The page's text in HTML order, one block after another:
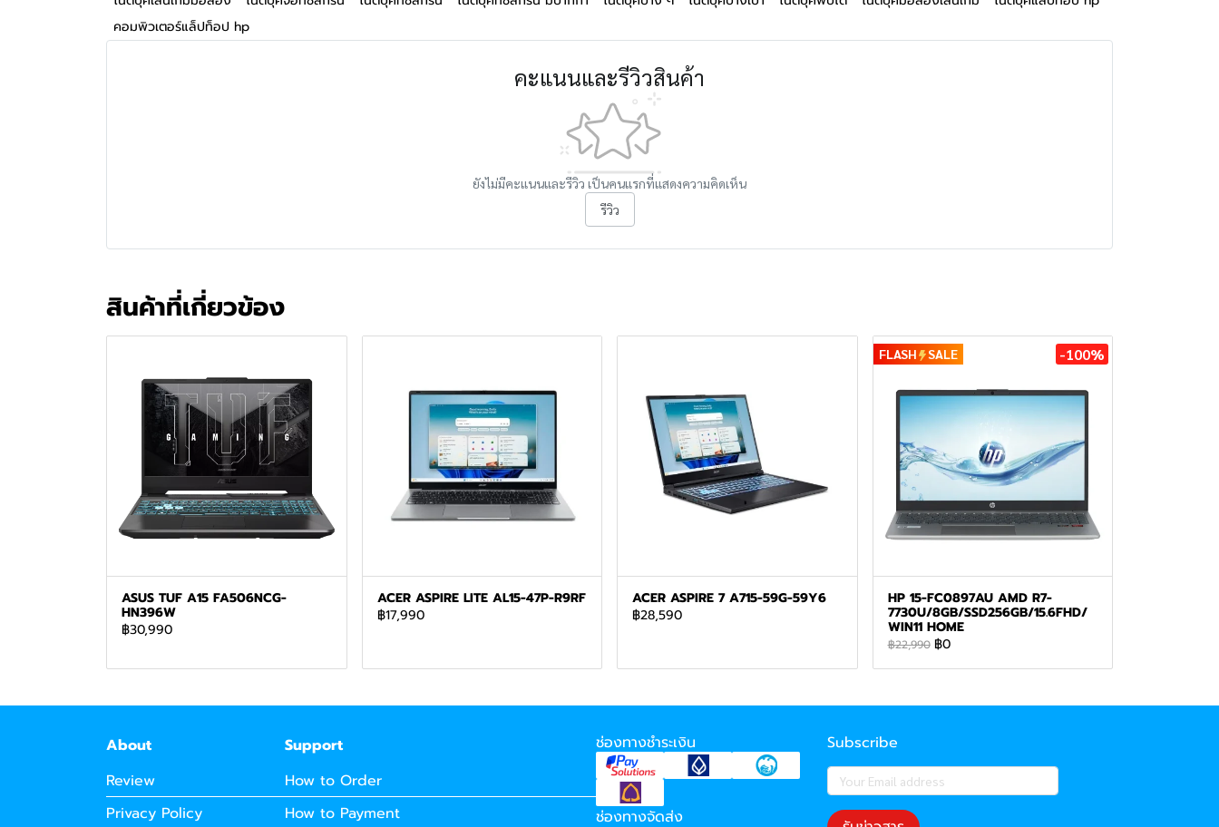
คอมพิวเตอร์แล็ปท็อป hp
คะแนนและรีวิวสินค้า
ยังไม่มีคะแนนและรีวิว เป็นคนแรกที่แสดงความคิดเห็น
รีวิว
สินค้าที่เกี่ยวข้อง
ASUS TUF A15 FA506NCG-
HN396W
฿30,990
ACER ASPIRE LITE AL15-47P-R9RF
฿17,990
ACER ASPIRE 7 A715-59G-59Y6
฿28,590
FLASH SALE -100%
HP 15-FC0897AU AMD R7-
7730U/8GB/SSD256GB/15.6FHD/
WIN11 HOME
฿22,990 ฿0
About
Review
Privacy Policy
Support
How to Order
How to Payment
ช่องทางชำระเงิน
ช่องทางจัดส่ง
Subscribe